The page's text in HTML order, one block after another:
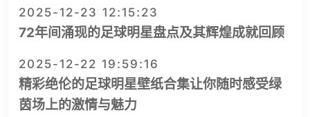
2025-12-23 12:15:23
72年间涌现的足球明星盘点及其辉煌成就回顾
2025-12-22 19:59:16
精彩绝伦的足球明星壁纸合集让你随时感受绿
茵场上的激情与魅力